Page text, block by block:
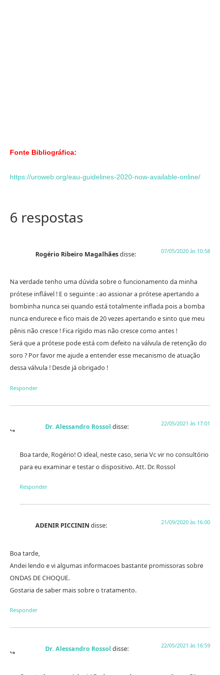
Fonte Bibliográfica:
https://uroweb.org/eau-guidelines-2020-now-available-online/
6 respostas
Rogério Ribeiro Magalhãesdisse: 07/05/2020 às 10:58
Na verdade tenho uma dúvida sobre o funcionamento da minha
prótese inflável ! E o seguinte : ao assionar a prótese apertando a
bombinha nunca sei quando está totalmente inflada pois a bomba
nunca endurece e fico mais de 20 vezes apertando e sinto que meu
pênis não cresce ! Fica rígido mas não cresce como antes !
Será que a prótese pode está com defeito na válvula de retenção do
soro ? Por favor me ajude a entender esse mecanismo de atuação
dessa válvula ! Desde já obrigado !
Responder
Dr. Alessandro Rossol disse: 22/05/2021 às 17:01
Boa tarde, Rogério! O ideal, neste caso, seria Vc vir no consultório
para eu examinar e testar o dispositivo. Att. Dr. Rossol
Responder
ADENIR PICCININ disse: 21/09/2020 às 16:00
Boa tarde,
Andei lendo e vi algumas informacoes bastante promissoras sobre
ONDAS DE CHOQUE.
Gostaria de saber mais sobre o tratamento.
Responder
Dr. Alessandro Rossol disse: 22/05/2021 às 16:59